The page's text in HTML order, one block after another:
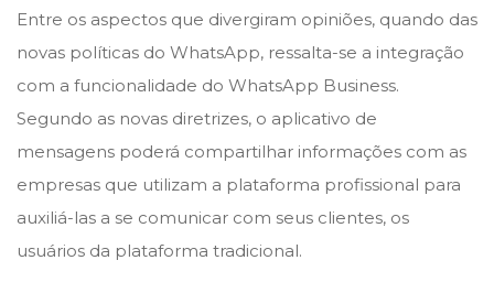
Entre os aspectos que divergiram opiniões, quando das
novas políticas do WhatsApp, ressalta-se a integração
com a funcionalidade do WhatsApp Business.
Segundo as novas diretrizes, o aplicativo de
mensagens poderá compartilhar informações com as
empresas que utilizam a plataforma profissional para
auxiliá-las a se comunicar com seus clientes, os
usuários da plataforma tradicional.